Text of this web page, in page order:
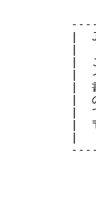
-------------------------------------------------------------------------
|  JPNIC公開文書著作権表示 (Copyright notice of JPNIC open documents)   |
|                                                                       |
|  この文書はJPNIC公開文書であり、著作権は社団法人日本ネットワーク      |
|  インフォメーションセンター(JPNIC)が保持しています。JPNIC公開文       |
|  書は誰でも送付手数料のみの負担でJPNICから入手できます。また、こ      |
|  の著作権表示を入れるかぎり、誰でも自由に転載・複製・再配布を行っ     |
|  て構いません。                                                       |
|  〒101-0052 東京都千代田区神田小川町1-2 風雲堂ビル1F                  |
|